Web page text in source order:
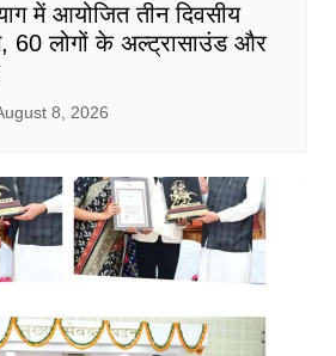
में आयोजित तीन दिवसीय
60 लोगों के अल्ट्रासाउंड और
8, 2026